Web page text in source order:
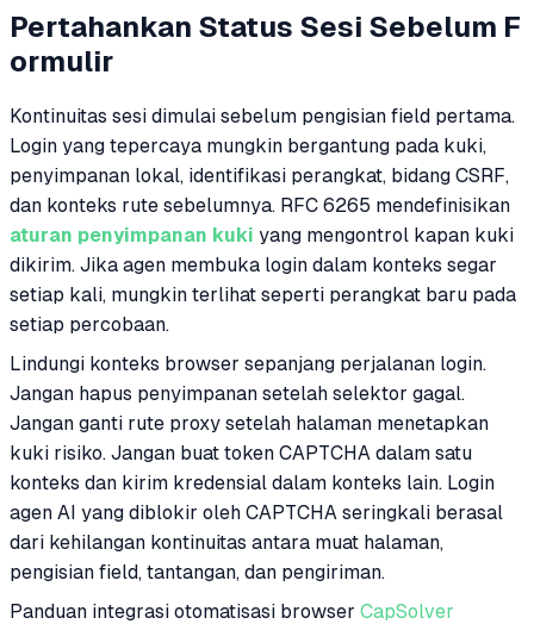
Pertahankan Status Sesi Sebelum F
ormulir
Kontinuitas sesi dimulai sebelum pengisian field pertama.
Login yang tepercaya mungkin bergantung pada kuki,
penyimpanan lokal, identifikasi perangkat, bidang CSRF,
dan konteks rute sebelumnya. RFC 6265 mendefinisikan
aturan penyimpanan kuki yang mengontrol kapan kuki
dikirim. Jika agen membuka login dalam konteks segar
setiap kali, mungkin terlihat seperti perangkat baru pada
setiap percobaan.
Lindungi konteks browser sepanjang perjalanan login.
Jangan hapus penyimpanan setelah selektor gagal.
Jangan ganti rute proxy setelah halaman menetapkan
kuki risiko. Jangan buat token CAPTCHA dalam satu
konteks dan kirim kredensial dalam konteks lain. Login
agen AI yang diblokir oleh CAPTCHA seringkali berasal
dari kehilangan kontinuitas antara muat halaman,
pengisian field, tantangan, dan pengiriman.
Panduan integrasi otomatisasi browser CapSolver